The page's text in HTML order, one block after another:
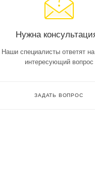
Нужна
Наши специалисты ответят
интересующий вопрос
ЗАДАТЬ ВОПРОС